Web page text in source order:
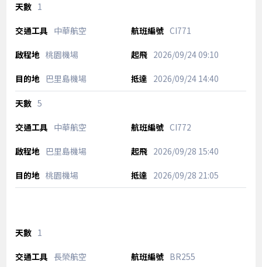
1
中華航空 CI771
桃園機場 2026/09/2409:10
巴里島機場 2026/09/2414:40
5
中華航空 CI772
巴里島機場 2026/09/28 15:40
桃園機場 2026/09/28 21:05
1
長榮航空 BR255